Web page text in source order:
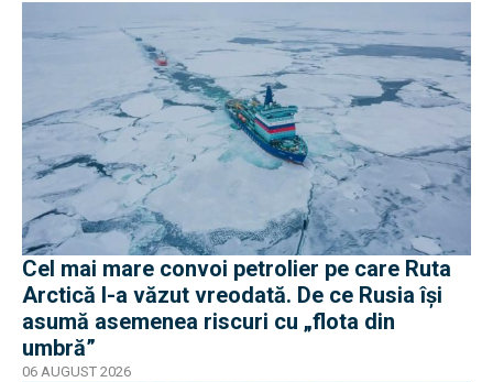
Cel mai mare convoi petrolier pe care Ruta
Arctică l-a văzut vreodată. De ce Rusia își
asumă asemenea riscuri cu „flota din
umbră”
06 AUGUST 2026